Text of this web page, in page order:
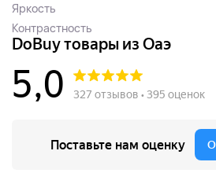
Яркость
Контрастность